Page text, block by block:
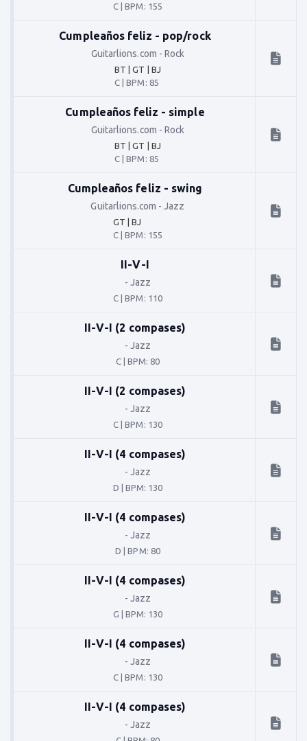
C |BPM: 155
Cumpleaños feliz - pop/rock
Guitarlions.com - Rock
BT | GT | BJ
C |BPM: 85
Cumpleaños feliz - simple
Guitarlions.com - Rock
BT | GT | BJ
C |BPM: 85
Cumpleaños feliz - swing
Guitarlions.com -Jazz
GT | BJ
C |BPM: 155
II-V-I
- Jazz
C |BPM: 110
II-V-I (2 compases)
- Jazz
C| BPM: 80
II-V-I (2 compases)
- Jazz
C |BPM: 130
II-V-I (4 compases)
- Jazz
D | BPM: 130
II-V-I (4 compases)
- Jazz
D |BPM: 80
II-V-I (4 compases)
- Jazz
G | BPM: 130
II-V-I (4 compases)
- Jazz
C |BPM: 130
II-V-I (4 compases)
- Jazz